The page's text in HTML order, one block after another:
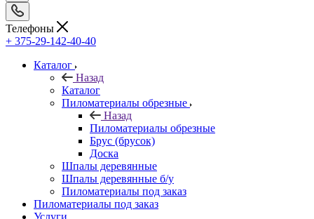
Телефоны
+ 375-29-142-40-40
Каталог
Назад
Каталог
Пиломатериалы обрезные
Назад
Пиломатериалы обрезные
Брус (брусок)
Доска
Шпалы деревянные
Шпалы деревянные б/у
Пиломатериалы под заказ
Пиломатериалы под заказ
Услуги